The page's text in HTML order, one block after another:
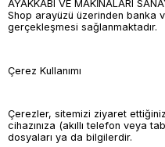
AYAKKABI VE MAKİNALARI
Shop arayüzü üzerinden banka
gerçekleşmesi sağlanmaktadır.
Çerez Kullanımı
Çerezler, sitemizi ziyaret
cihazınıza (akıllı telefon veya
dosyaları ya da bilgilerdir.